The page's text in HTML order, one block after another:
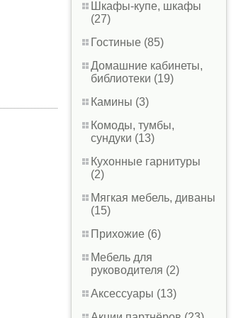
Шкафы-купе, шкафы
(27)
Гостиные (85)
Домашние кабинеты,
библиотеки (19)
Камины (3)
Комоды, тумбы,
сундуки (13)
Кухонные гарнитуры
(2)
Мягкая мебель, диваны
(15)
Прихожие (6)
Мебель для
руководителя (2)
Аксессуары (13)